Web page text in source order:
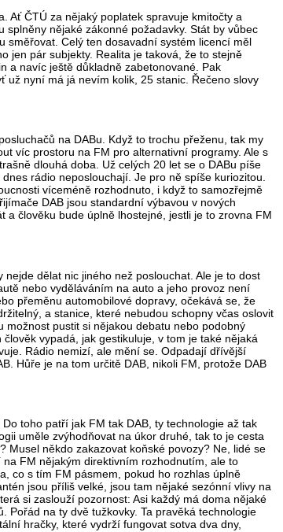
Ať ČTÚ za nějaký poplatek spravuje kmitočty a
nějaké zákonné požadavky. Stát by vůbec
směřovat. Celý ten dosavadní systém licencí měl
jen pár subjekty. Realita je taková, že to stejně
a navíc ještě důkladně zabetonované. Pak
už nyní má já nevím kolik, 25 stanic. Řečeno slovy
na DABu. Když to trochu přeženu, tak my
víc prostoru na FM pro alternativní programy. Ale s
dlouhá doba. Už celých 20 let se o DABu píše
rádio neposlouchají. Je pro ně spíše kuriozitou.
víceméně rozhodnuto, i když to samozřejmě
DAB jsou standardní výbavou v nových
člověku bude úplně lhostejné, jestli je to zrovna FM
dělat nic jiného než poslouchat. Ale je to dost
nebo vyděláváním na auto a jeho provoz není
přeměnu automobilové dopravy, očekává se, že
a stanice, které nebudou schopny včas oslovit
pustit si nějakou debatu nebo podobný
vypadá, jak gestikuluje, v tom je také nějaká
Rádio nemizí, ale mění se. Odpadají dřívější
Hůře je na tom určitě DAB, nikoli FM, protože DAB
toho patří jak FM tak DAB, ty technologie až tak
uměle zvýhodňovat na úkor druhé, tak to je cesta
Musel někdo zakazovat koňské povozy? Ne, lidé se
FM nějakým direktivním rozhodnutím, ale to
co s tím FM pásmem, pokud ho rozhlas úplně
jsou příliš velké, jsou tam nějaké sezónní vlivy na
si zaslouží pozornost: Asi každý má doma nějaké
Pořád na ty dvě tužkovky. Ta pravěká technologie
hračky, které vydrží fungovat sotva dva dny,